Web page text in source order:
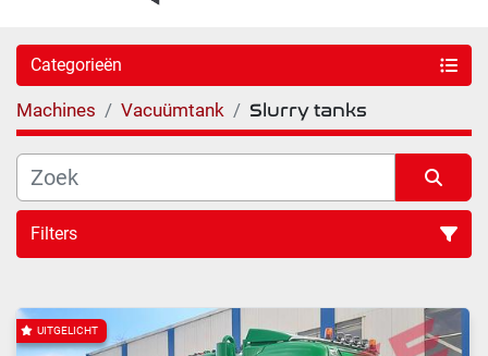
Categorieën
Machines Vacuümtank Slurry tanks
Filters
UITGELICHT